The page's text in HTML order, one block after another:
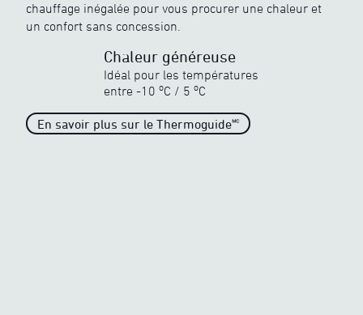
Chaleur inégalée
-40 oC/ 5 oC
chauffage inégalée pour vous procurer une chaleur et
un confort sans concession.
Chaleur généreuse
Idéal pour les températures
entre -10 oC / 5 oC
En savoir plus sur le Thermoguide🅪